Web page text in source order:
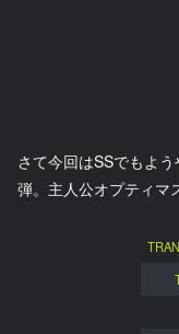
さて今回はSSでもよ
弾。主人公オプティマ